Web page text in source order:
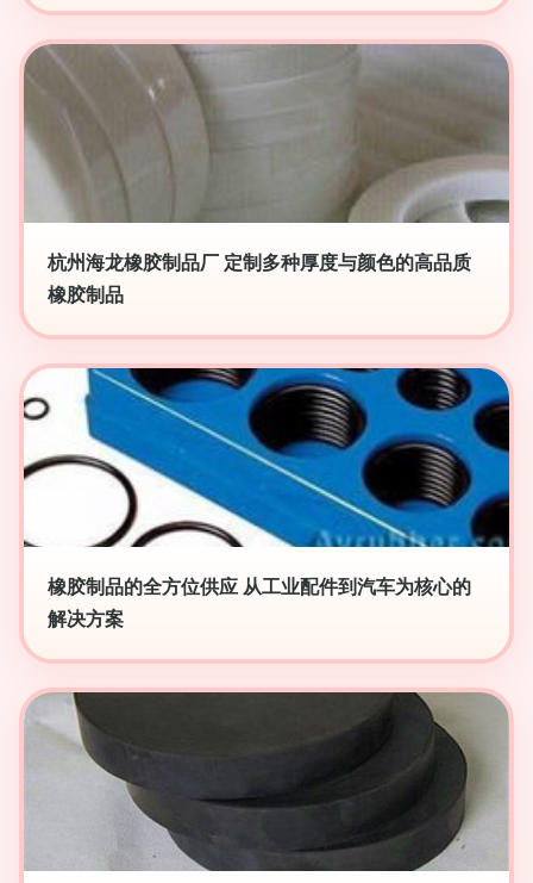
杭州海龙橡胶制品厂 定制多种厚度与颜色的高品质
橡胶制品
橡胶制品的全方位供应 从工业配件到汽车为核心的
解决方案